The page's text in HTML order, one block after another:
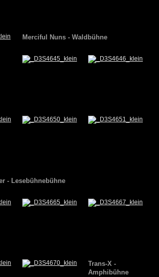
Merciful Nuns - Waldbühne
- Lesebühnebühne
Trans-X -
Amphibühne